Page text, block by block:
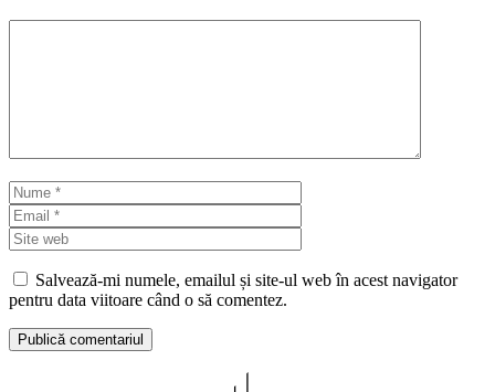
Nume
web
Salvează-mi numele, emailul și site-ul web în acest navigator
pentru data viitoare când o să comentez.